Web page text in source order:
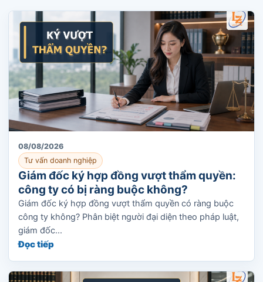
08/08/2026
Tư vấn doanh nghiệp
Giám đốc ký hợp đồng vượt thẩm quyền:
công ty có bị ràng buộc không?
Giám đốc ký hợp đồng vượt thẩm quyền có ràng buộc
công ty không? Phân biệt người đại diện theo pháp luật,
giám đốc...
Đọc tiếp